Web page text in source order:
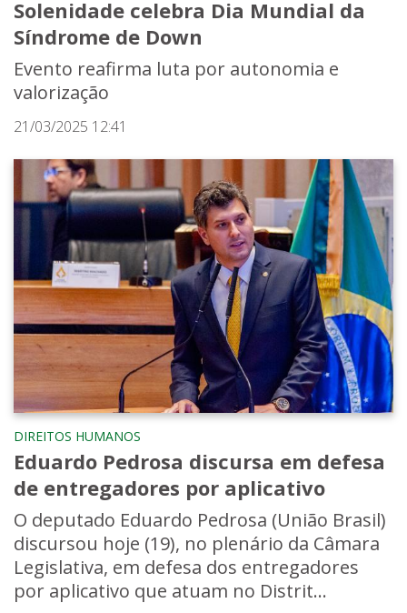
Solenidade celebra Dia Mundial da
Síndrome de Down
Evento reafirma luta por autonomia e
valorização
21/03/2025 12:41
DIREITOS HUMANOS
Eduardo Pedrosa discursa em defesa
de entregadores por aplicativo
O deputado Eduardo Pedrosa (União Brasil)
discursou hoje (19), no plenário da Câmara
Legislativa, em defesa dos entregadores
por aplicativo que atuam no Distrit...